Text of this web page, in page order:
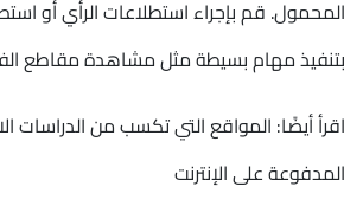
المحمول. قم بإجراء استطلاعات الرأي أو
بتنفيذ مهام بسيطة مثل مشاهدة مقاطع
اقرأ أيضًا: المواقع التي تكسب من الدراسات
المدفوعة على الإنترنت